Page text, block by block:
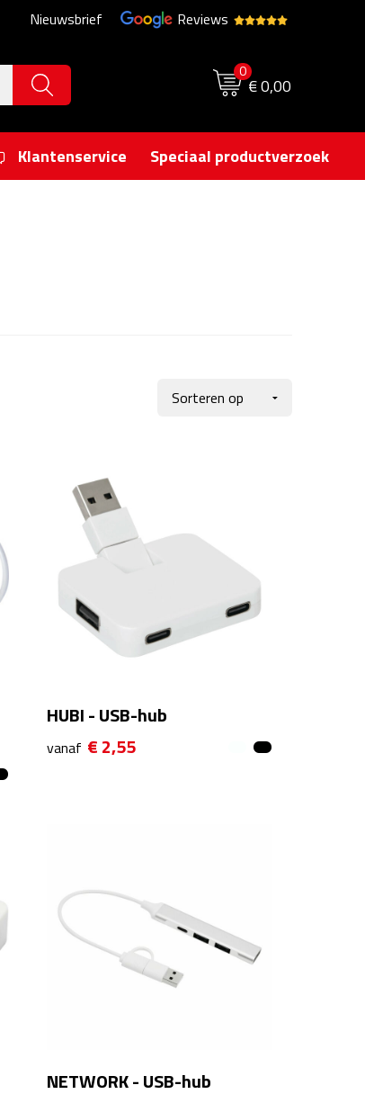
Nieuwsbrief Reviews
0
€ 0,00
Klantenservice Speciaal productverzoek
HUBI - USB-hub
vanaf € 2,55
NETWORK - USB-hub